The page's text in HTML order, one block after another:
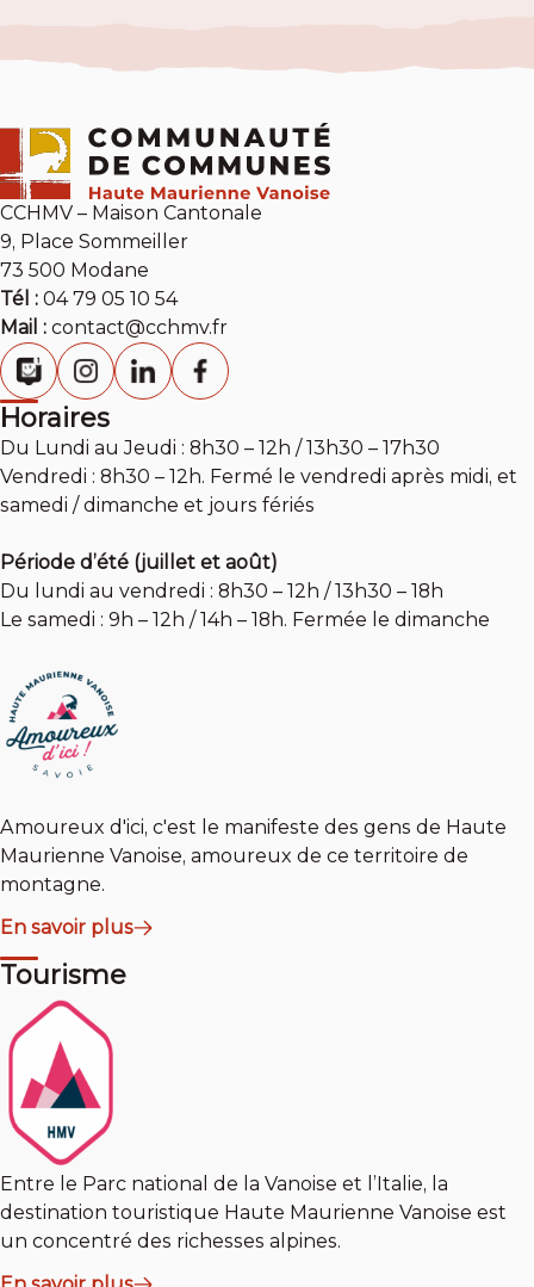
CCHMV – Maison Cantonale
9, Place Sommeiller
73 500 Modane
Tél : 04 79 05 10 54
Mail : contact@cchmv.fr
Horaires
Du Lundi au Jeudi : 8h30 – 12h / 13h30 – 17h30
Vendredi : 8h30 – 12h. Fermé le vendredi après midi, et
samedi / dimanche et jours fériés
Période d’été (juillet et août)
Du lundi au vendredi : 8h30 – 12h / 13h30 – 18h
Le samedi : 9h – 12h / 14h – 18h. Fermée le dimanche
Amoureux d'ici, c'est le manifeste des gens de Haute
Maurienne Vanoise, amoureux de ce territoire de
montagne.
En savoir plus
Tourisme
Entre le Parc national de la Vanoise et l’Italie, la
destination touristique Haute Maurienne Vanoise est
un concentré des richesses alpines.